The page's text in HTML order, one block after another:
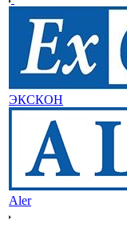
ЭКСКОН
Aler